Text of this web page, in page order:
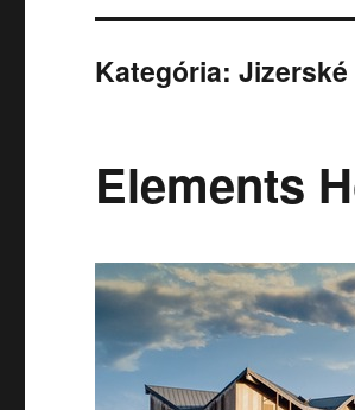
Kategória:
Elements